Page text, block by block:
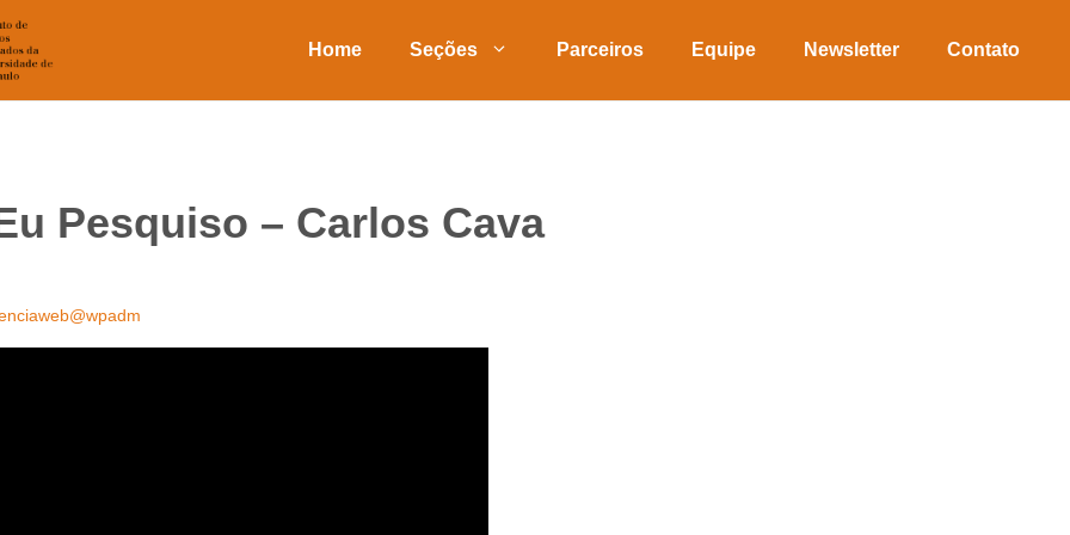
Home Seções Parceiros Equipe Newsletter Contato
Pesquiso – Carlos Cava